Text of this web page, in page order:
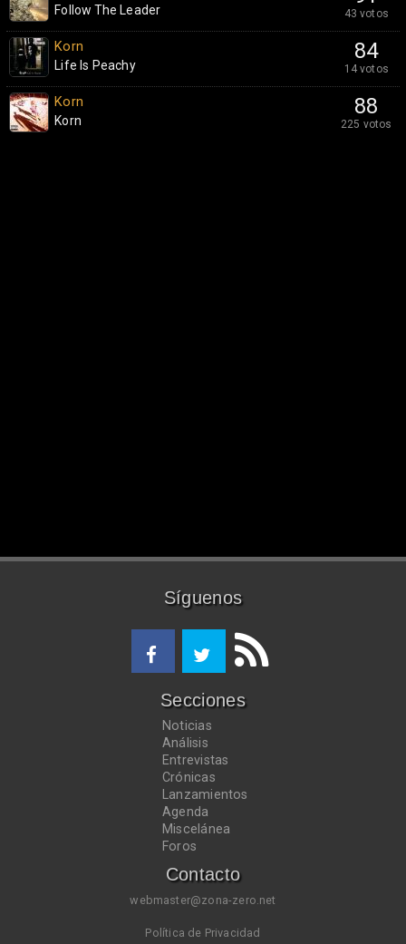
43 votos
Follow The Leader
84
14 votos
Korn
Life Is Peachy
88
225 votos
Korn
Korn
Síguenos
Secciones
Noticias
Análisis
Entrevistas
Crónicas
Lanzamientos
Agenda
Miscelánea
Foros
Contacto
webmaster@zona-zero.net
Política de Privacidad